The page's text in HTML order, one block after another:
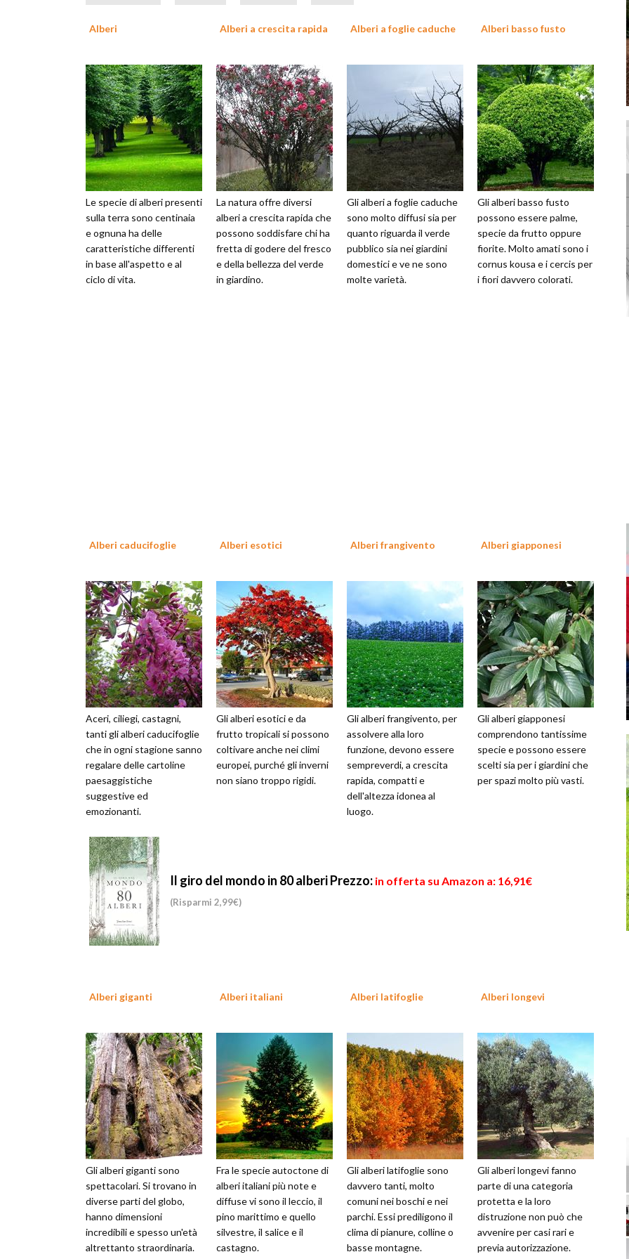
Alberi
Le specie di alberi presenti
sulla terra sono centinaia
e ognuna ha delle
caratteristiche differenti
in base all'aspetto e al
ciclo di vita.
Alberi a crescita rapida
La natura offre diversi
alberi a crescita rapida che
possono soddisfare chi ha
fretta di godere del fresco
e della bellezza del verde
in giardino.
Alberi a foglie caduche
Gli alberi a foglie caduche
sono molto diffusi sia per
quanto riguarda il verde
pubblico sia nei giardini
domestici e ve ne sono
molte varietà.
Alberi basso fusto
Gli alberi basso fusto
possono essere palme,
specie da frutto oppure
fiorite. Molto amati sono i
cornus kousa e i cercis per
i fiori davvero colorati.
Alberi caducifoglie
Aceri, ciliegi, castagni,
tanti gli alberi caducifoglie
che in ogni stagione sanno
regalare delle cartoline
paesaggistiche
suggestive ed
emozionanti.
Alberi esotici
Gli alberi esotici e da
frutto tropicali si possono
coltivare anche nei climi
europei, purché gli inverni
non siano troppo rigidi.
Alberi frangivento
Gli alberi frangivento, per
assolvere alla loro
funzione, devono essere
sempreverdi, a crescita
rapida, compatti e
dell'altezza idonea al
luogo.
Alberi giapponesi
Gli alberi giapponesi
comprendono tantissime
specie e possono essere
scelti sia per i giardini che
per spazi molto più vasti.
Il giro del mondo in 80 alberiPrezzo: in offerta su Amazon a: 16,91€
(Risparmi 2,99€)
Alberi giganti
Gli alberi giganti sono
spettacolari. Si trovano in
diverse parti del globo,
hanno dimensioni
incredibili e spesso un'età
altrettanto straordinaria.
Alberi italiani
Fra le specie autoctone di
alberi italiani più note e
diffuse vi sono il leccio, il
pino marittimo e quello
silvestre, il salice e il
castagno.
Alberi latifoglie
Gli alberi latifoglie sono
davvero tanti, molto
comuni nei boschi e nei
parchi. Essi prediligono il
clima di pianure, colline o
basse montagne.
Alberi longevi
Gli alberi longevi fanno
parte di una categoria
protetta e la loro
distruzione non può che
avvenire per casi rari e
previa autorizzazione.